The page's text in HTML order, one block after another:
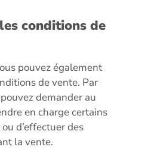
conditions de
pouvez également
de vente. Par
demander au
en charge certains
d’effectuer des
la vente.